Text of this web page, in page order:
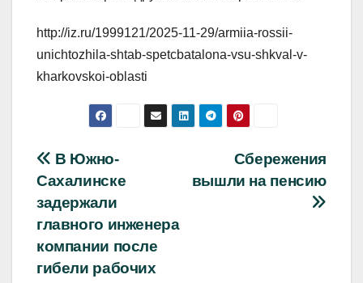
http://iz.ru/1999121/2025-11-29/armiia-rossii-
unichtozhila-shtab-spetcbatalona-vsu-shkval-v-
kharkovskoi-oblasti
Навигация
по
записям
Сбережения
вышли на пенсию
В Южно-
Сахалинске
задержали
главного инженера
компании после
гибели рабочих